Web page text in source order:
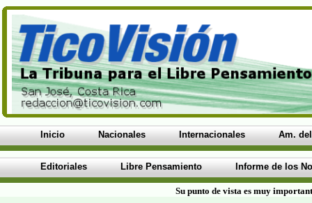
Inicio Nacionales Internacionales Am.
Editoriales Libre Pensamiento Informe de los
Su punto de vista es muy